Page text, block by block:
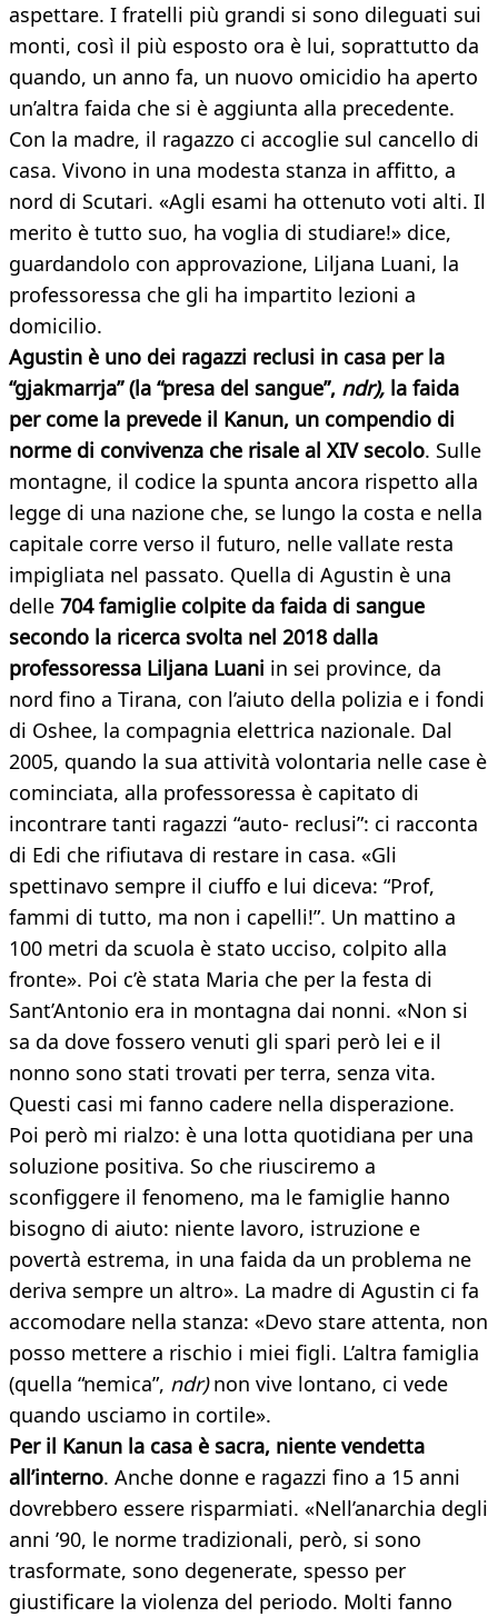
aspettare. I fratelli più grandi si sono dileguati sui
monti, così il più esposto ora è lui, soprattutto da
quando, un anno fa, un nuovo omicidio ha aperto
un’altra faida che si è aggiunta alla precedente.
Con la madre, il ragazzo ci accoglie sul cancello di
casa. Vivono in una modesta stanza in affitto, a
nord di Scutari. «Agli esami ha ottenuto voti alti. Il
merito è tutto suo, ha voglia di studiare!» dice,
guardandolo con approvazione, Liljana Luani, la
professoressa che gli ha impartito lezioni a
domicilio.
Agustin è uno dei ragazzi reclusi in casa per la
“gjakmarrja” (la “presa del sangue”, ndr), la faida
per come la prevede il Kanun, un compendio di
norme di convivenza che risale al XIV secolo. Sulle
montagne, il codice la spunta ancora rispetto alla
legge di una nazione che, se lungo la costa e nella
capitale corre verso il futuro, nelle vallate resta
impigliata nel passato. Quella di Agustin è una
delle 704 famiglie colpite da faida di sangue
secondo la ricerca svolta nel 2018 dalla
professoressa Liljana Luani in sei province, da
nord fino a Tirana, con l’aiuto della polizia e i fondi
di Oshee, la compagnia elettrica nazionale. Dal
2005, quando la sua attività volontaria nelle case è
cominciata, alla professoressa è capitato di
incontrare tanti ragazzi “auto- reclusi”: ci racconta
di Edi che rifiutava di restare in casa. «Gli
spettinavo sempre il ciuffo e lui diceva: “Prof,
fammi di tutto, ma non i capelli!”. Un mattino a
100 metri da scuola è stato ucciso, colpito alla
fronte». Poi c’è stata Maria che per la festa di
Sant’Antonio era in montagna dai nonni. «Non si
sa da dove fossero venuti gli spari però lei e il
nonno sono stati trovati per terra, senza vita.
Questi casi mi fanno cadere nella disperazione.
Poi però mi rialzo: è una lotta quotidiana per una
soluzione positiva. So che riusciremo a
sconfiggere il fenomeno, ma le famiglie hanno
bisogno di aiuto: niente lavoro, istruzione e
povertà estrema, in una faida da un problema ne
deriva sempre un altro». La madre di Agustin ci fa
accomodare nella stanza: «Devo stare attenta, non
posso mettere a rischio i miei figli. L’altra famiglia
(quella “nemica”, ndr)non vive lontano, ci vede
quando usciamo in cortile».
Per il Kanun la casa è sacra, niente vendetta
all’interno. Anche donne e ragazzi fino a 15 anni
dovrebbero essere risparmiati. «Nell’anarchia degli
anni ’90, le norme tradizionali, però, si sono
trasformate, sono degenerate, spesso per
giustificare la violenza del periodo. Molti fanno